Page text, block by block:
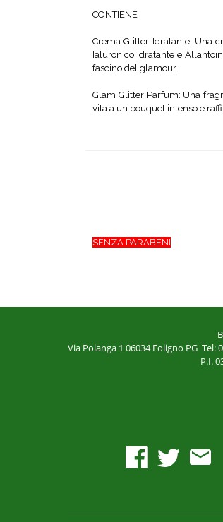
CONTIENE
Crema Glitter Idratante: Una
Ialuronico idratante e
fascino del glamour.
Glam Glitter Parfum: Una
vita a un bouquet intenso e
SENZA PARABENI
Via Polanga 1 06034 Foligno PG Tel:
P.I.